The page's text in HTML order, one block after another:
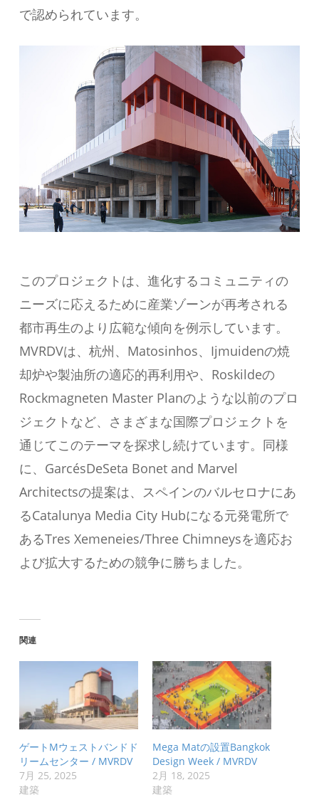
で認められています。
このプロジェクトは、進化するコミュニティの
ニーズに応えるために産業ゾーンが再考される
都市再生のより広範な傾向を例示しています。
MVRDVは、杭州、Matosinhos、Ijmuidenの焼
却炉や製油所の適応的再利用や、Roskildeの
Rockmagneten Master Planのような以前のプロ
ジェクトなど、さまざまな国際プロジェクトを
通じてこのテーマを探求し続けています。同様
に、GarcésDeSeta Bonet and Marvel
Architectsの提案は、スペインのバルセロナにあ
るCatalunya Media City Hubになる元発電所で
あるTres Xemeneies/Three Chimneysを適応お
よび拡大するための競争に勝ちました。
関連
ゲートMウェストバンドド
リームセンター / MVRDV
7月 25, 2025
建築
Mega Matの設置Bangkok
Design Week / MVRDV
2月 18, 2025
建築